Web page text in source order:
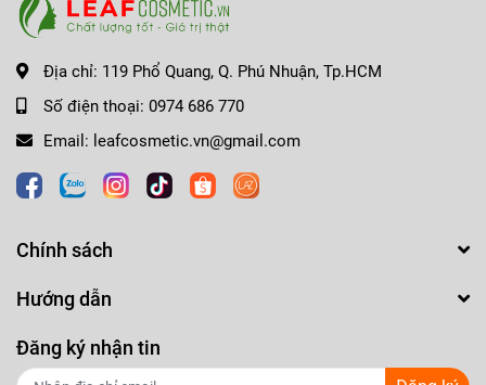
Xuất xứ: Hàn Quốc
Địa chỉ: 119 Phổ Quang, Q. Phú Nhuận, Tp.HCM
Số điện thoại: 0974 686 770
Email: leafcosmetic.vn@gmail.com
Chính sách
Hướng dẫn
Đăng ký nhận tin